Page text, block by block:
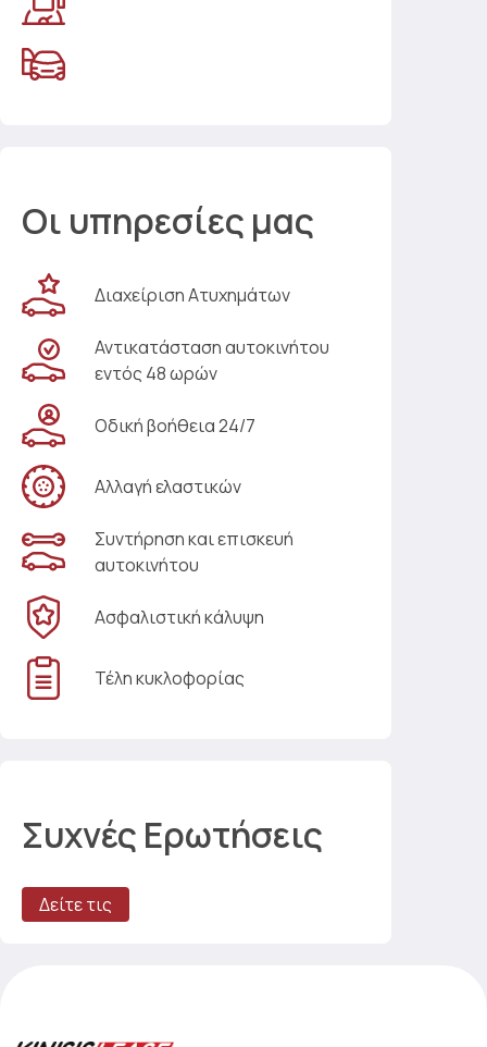
Οι υπηρεσίες μας
Διαχείριση Ατυχημάτων
Αντικατάσταση αυτοκινήτου
εντός 48 ωρών
Οδική βοήθεια 24/7
Αλλαγή ελαστικών
Συντήρηση και επισκευή
αυτοκινήτου
Ασφαλιστική κάλυψη
Τέλη κυκλοφορίας
Συχνές Ερωτήσεις
Δείτε τις